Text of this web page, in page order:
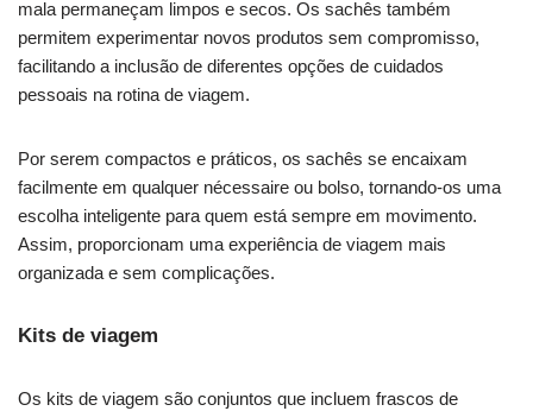
mala permaneçam limpos e secos. Os sachês também
permitem experimentar novos produtos sem compromisso,
facilitando a inclusão de diferentes opções de cuidados
pessoais na rotina de viagem.
Por serem compactos e práticos, os sachês se encaixam
facilmente em qualquer nécessaire ou bolso, tornando-os uma
escolha inteligente para quem está sempre em movimento.
Assim, proporcionam uma experiência de viagem mais
organizada e sem complicações.
Kits de viagem
Os kits de viagem são conjuntos que incluem frascos de